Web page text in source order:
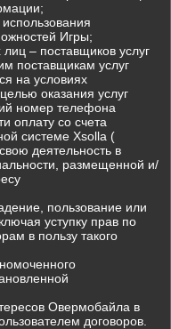
Игры;
– поставщиков услуг
поставщикам услуг
на условиях
оказания услуг
номер телефона
оплату со счета
системе Xsolla (
деятельность в
размещенной и/
пользование или
уступку прав по
в пользу такого
Овермобайла в
договоров.